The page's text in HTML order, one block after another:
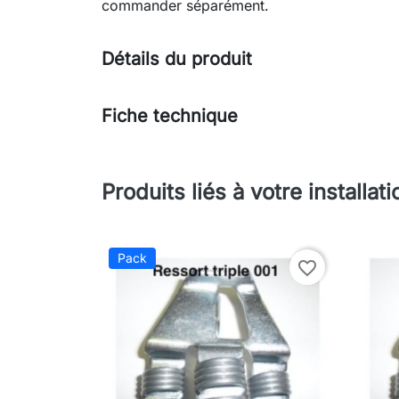
commander séparément.
Détails du produit
Fiche technique
Produits liés à votre
Pack favorite_border